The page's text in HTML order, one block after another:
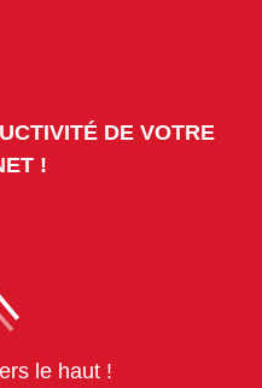
DE VOTRE
!
le haut !